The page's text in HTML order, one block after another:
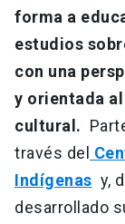
forma a
estudios
con una
y orientada
cultural.
través del
Indígenas y,
desarrollado